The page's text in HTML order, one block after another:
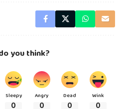
you think?
Sleepy Angry Dead Wink